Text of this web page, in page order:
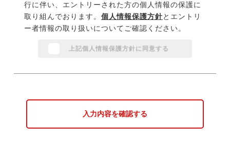
行に伴い、エントリーされた方の個人情報の保護に
取り組んでおります。 個人情報保護方針とエントリ
ー者情報の取り扱いについてご確認ください。
上記個人情報保護方針に同意する
入力内容を確認する